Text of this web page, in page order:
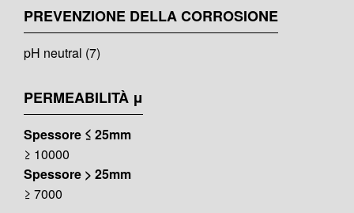
PREVENZIONE DELLA CORROSIONE
pH neutral (7)
PERMEABILITÀ μ
Spessore ≤ 25mm
≥ 10000
Spessore > 25mm
≥ 7000